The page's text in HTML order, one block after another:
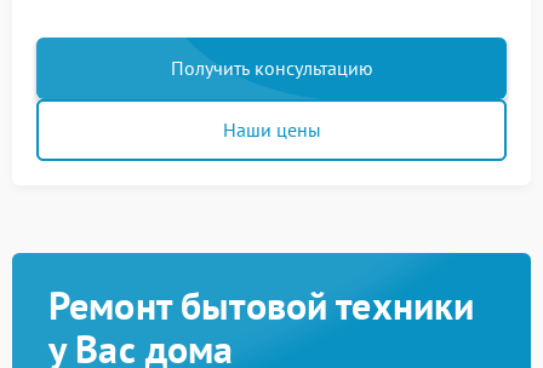
Получить консультацию
Наши цены
Ремонт бытовой техники
у Вас дома